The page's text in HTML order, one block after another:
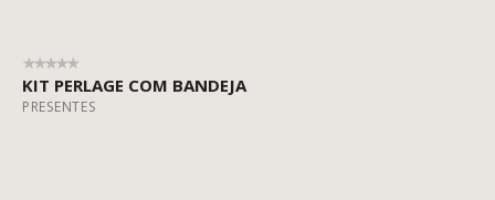
KIT PERLAGE COM BANDEJA
PRESENTES